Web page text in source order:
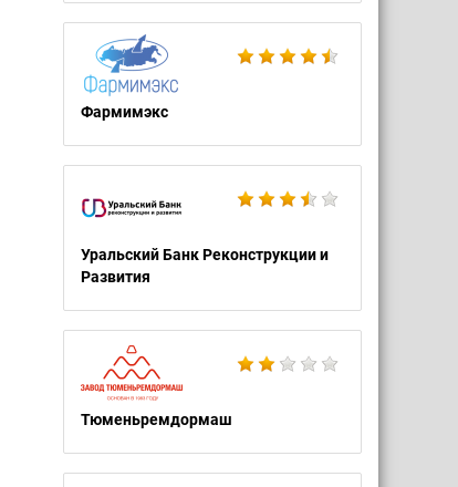
Фармимэкс
Уральский Банк Реконструкции и
Развития
Тюменьремдормаш